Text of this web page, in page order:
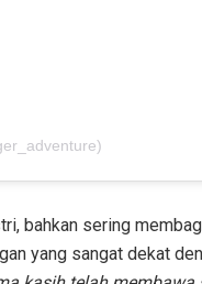
bahkan sering
yang sangat dekat